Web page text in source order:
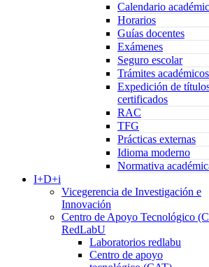
Calendario
Horarios
Guías docentes
Exámenes
Seguro escolar
Trámites académicos
Expedición de
certificados
RAC
TFG
Prácticas externas
Idioma moderno
Normativa
I+D+i
Vicegerencia de Investigación e
Innovación
Centro de Apoyo Tecnológico
RedLabU
Laboratorios redlabu
Centro de apoyo